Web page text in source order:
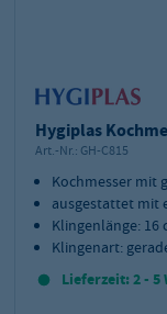
Hygiplas
Art.-Nr.: GH-C815
Kochmesser mit
ausgestattet mit
Klingenlänge: 16
Klingenart:
Lieferzeit: 2 - 5